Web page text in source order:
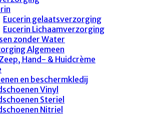
Eucerin gelaatsverzorging
Eucerin Lichaamverzorging
zonder Water
Algemeen
Hand- & Huidcrème
en beschermkledij
Vinyl
Steriel
Nitriel